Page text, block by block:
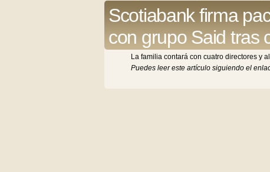
Scotiabank firma
con grupo Said tras
La familia contará con cuatro directores y
Puedes leer este artículo siguiendo el